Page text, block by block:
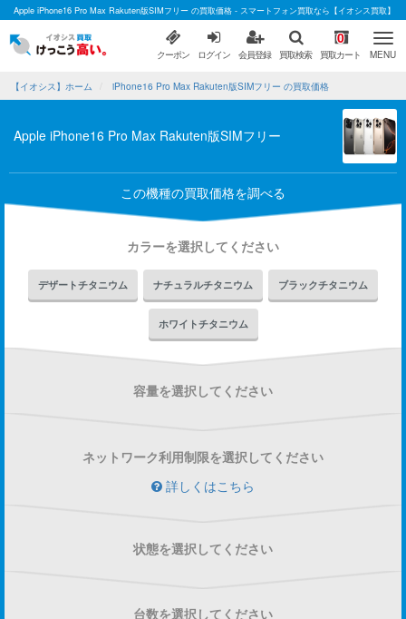
Apple iPhone16 Pro Max Rakuten版SIMフリー の買取価格 - スマートフォン買取なら【イオシス買取】
クーポン ログイン 会員登録 買取検索
0
買取カート MENU
【イオシス】ホーム iPhone16 Pro Max Rakuten版SIMフリー の買取価格
Apple iPhone16 Pro Max Rakuten版SIMフリー
この機種の買取価格を調べる
カラーを選択してください
デザートチタニウム ナチュラルチタニウム ブラックチタニウム
ホワイトチタニウム
容量を選択してください
ネットワーク利用制限を選択してください
詳しくはこちら
状態を選択してください
台数を選択してください